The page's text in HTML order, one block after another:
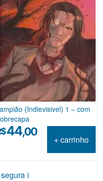
(Indievisivel) 1 – com
44,00
+ carrinho
ℹ️